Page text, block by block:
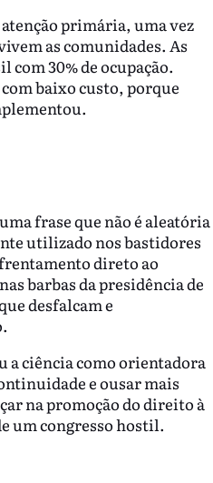
primária, uma vez
as comunidades. As
30% de ocupação.
baixo custo, porque
frase que não é aleatória
utilizado nos bastidores
direto ao
barbas da presidência de
desfalcam e
a ciência como orientadora
e ousar mais
na promoção do direito à
um congresso hostil.